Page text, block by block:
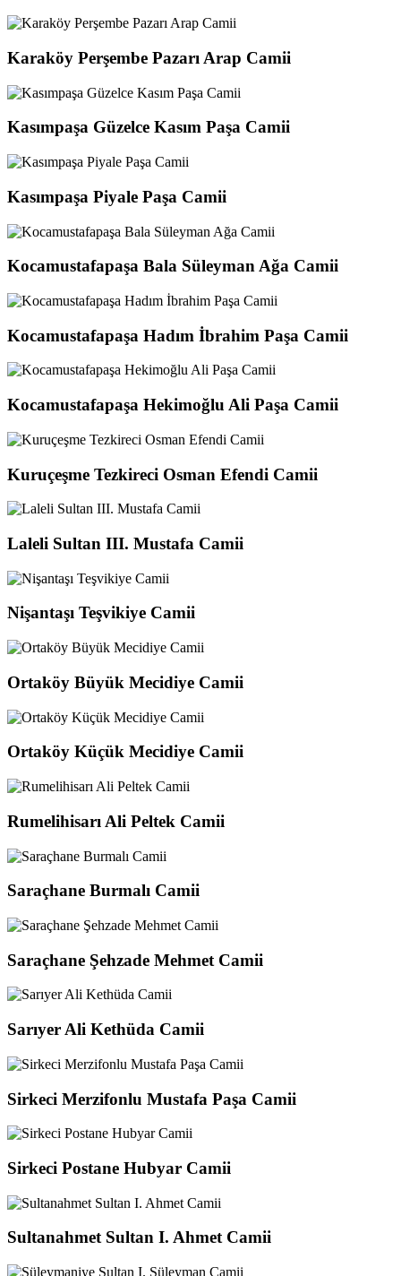
Karaköy Perşembe Pazarı Arap Camii
Kasımpaşa Güzelce Kasım Paşa Camii
Kasımpaşa Piyale Paşa Camii
Kocamustafapaşa Bala Süleyman Ağa Camii
Kocamustafapaşa Hadım İbrahim Paşa Camii
Kocamustafapaşa Hekimoğlu Ali Paşa Camii
Kuruçeşme Tezkireci Osman Efendi Camii
Laleli Sultan III. Mustafa Camii
Nişantaşı Teşvikiye Camii
Ortaköy Büyük Mecidiye Camii
Ortaköy Küçük Mecidiye Camii
Rumelihisarı Ali Peltek Camii
Saraçhane Burmalı Camii
Saraçhane Şehzade Mehmet Camii
Sarıyer Ali Kethüda Camii
Sirkeci Merzifonlu Mustafa Paşa Camii
Sirkeci Postane Hubyar Camii
Sultanahmet Sultan I. Ahmet Camii